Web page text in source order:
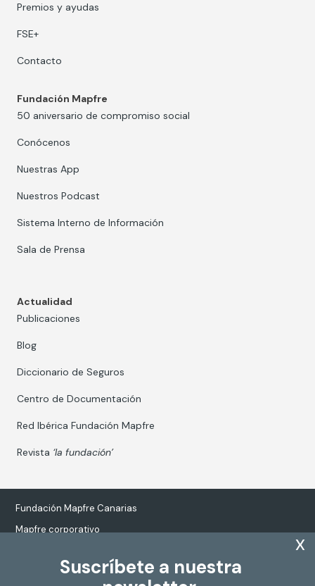
Suscríbete a nuestra
x
Premios y ayudas
FSE+
Contacto
Fundación Mapfre
50 aniversario de compromiso social
Conócenos
Nuestras App
Nuestros Podcast
Sistema Interno de Información
Sala de Prensa
Actualidad
Publicaciones
Blog
Diccionario de Seguros
Centro de Documentación
Red Ibérica Fundación Mapfre
Revista ‘la fundación’
Fundación Mapfre Canarias
Mapfre corporativo